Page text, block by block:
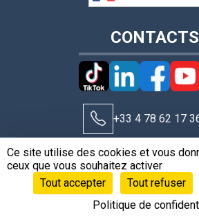
CONTACTS
+33 4 78 62 17
Ce site utilise des cookies et vous
ceux que vous souhaitez activer
Tout accepter
Tout refuser
Politique de